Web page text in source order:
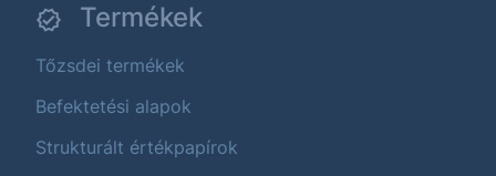
Termékek
Tőzsdei termékek
Befektetési alapok
Strukturált értékpapírok